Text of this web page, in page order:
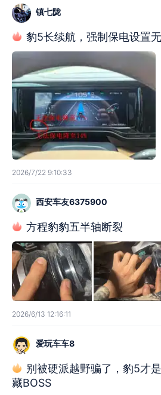
镇七陇
豹5长续航，强制保电设置
2026/7/22 9:10:33
西安车友6375900
方程豹豹五半轴断裂
2026/6/13 12:16:11
爱玩车车8
别被硬派越野骗了，豹5才
藏BOSS